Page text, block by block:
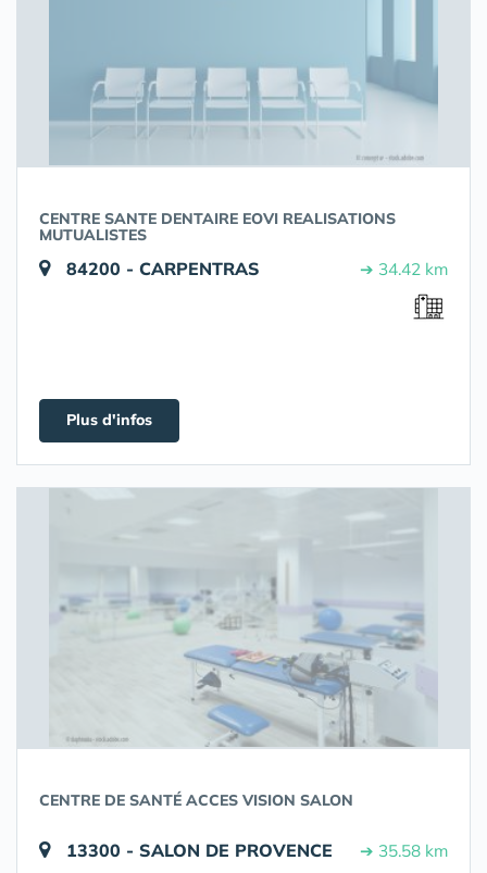
CENTRE SANTE DENTAIRE EOVI REALISATIONS
MUTUALISTES
84200 - CARPENTRAS ➔ 34.42 km
Plus d'infos
CENTRE DE SANTÉ ACCES VISION SALON
13300 - SALON DE PROVENCE ➔ 35.58 km